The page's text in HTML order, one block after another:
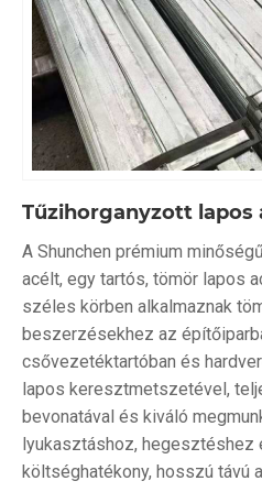
Tűzihorganyzott lapos
A Shunchen prémium
acélt, egy tartós, tömör lapos
széles körben alkalmaznak
beszerzésekhez az
csővezetéktartóban és
lapos keresztmetszetével,
bevonatával és kiváló
lyukasztáshoz, hegesztéshez
költséghatékony, hosszú távú